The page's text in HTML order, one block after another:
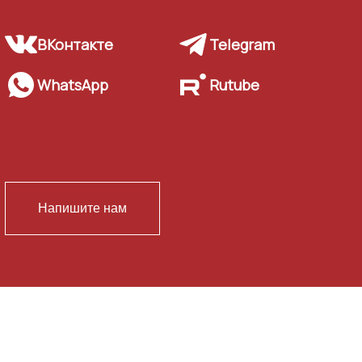
ВКонтакте Telegram
WhatsApp Rutube
Напишите нам